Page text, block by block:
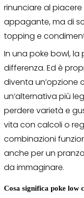
rinunciare al
appagante, ma di
topping e
In una poke bowl,
differenza. Ed è
diventa un’opzione
un’alternativa più
perdere varietà e
vita con calcoli o
combinazioni
anche per un
da immaginare.
Cosa significa poke low